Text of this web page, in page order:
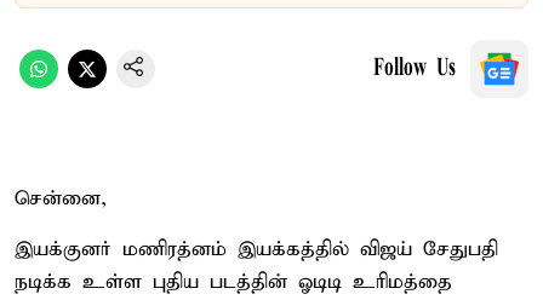
Follow Us
சென்னை,
இயக்குனர் மணிரத்னம் இயக்கத்தில் விஜய் சேதுபதி
நடிக்க உள்ள புதிய படத்தின் ஓடிடி உரிமத்தை